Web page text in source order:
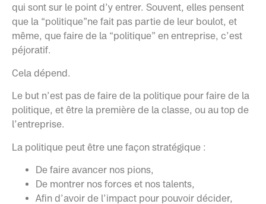
qui sont sur le point d’y entrer. Souvent, elles pensent
que la “politique”ne fait pas partie de leur boulot, et
même, que faire de la “politique” en entreprise, c’est
péjoratif.
Cela dépend.
Le but n’est pas de faire de la politique pour faire de la
politique, et être la première de la classe, ou au top de
l’entreprise.
La politique peut être une façon stratégique :
De faire avancer nos pions,
De montrer nos forces et nos talents,
Afin d’avoir de l’impact pour pouvoir décider,